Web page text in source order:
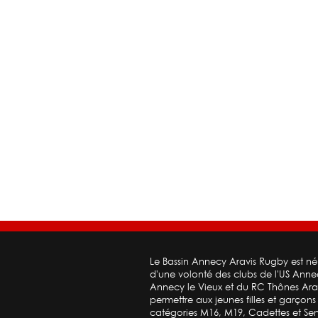
Le Bassin Annecy Aravis Rugby est
d'une volonté des clubs de l'US
Annecy le Vieux et du RC Thônes
permettre aux jeunes filles et garçons
catégories M16, M19, Cadettes et